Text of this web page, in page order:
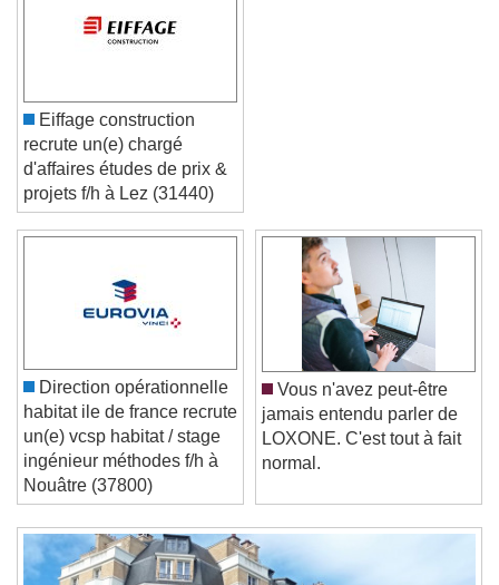
Video Player is loading.
Play Video
Skip Forward
Unmute
Current Time0:00
/
Duration-:-
Loaded:0%
Stream Type
Seek to live, currently behind liveLIVE
Remaining Time-0:00
1x
Eiffage construction
recrute un(e) chargé
d'affaires études de prix &
projets f/h à Lez (31440)
Direction opérationnelle
habitat ile de france recrute
un(e) vcsp habitat / stage
ingénieur méthodes f/h à
Nouâtre (37800)
Vous n'avez peut-être
jamais entendu parler de
LOXONE. C'est tout à fait